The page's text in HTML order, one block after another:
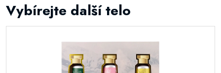
Vybírejte další telo